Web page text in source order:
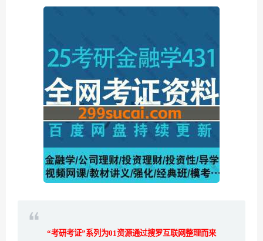
“考研考证”系列为01资源通过搜罗互联网整理而来